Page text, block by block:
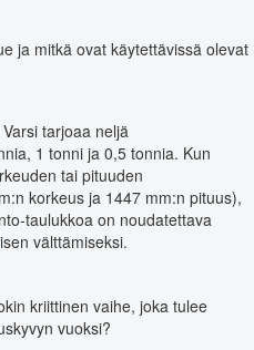
ja mitkä ovat käytettävissä olevat
tarjoaa neljä
1 tonni ja 0,5 tonnia. Kun
tai pituuden
korkeus ja 1447 mm:n pituus),
taulukkoa on noudatettava
välttämiseksi.
kriittinen vaihe, joka tulee
vuoksi?